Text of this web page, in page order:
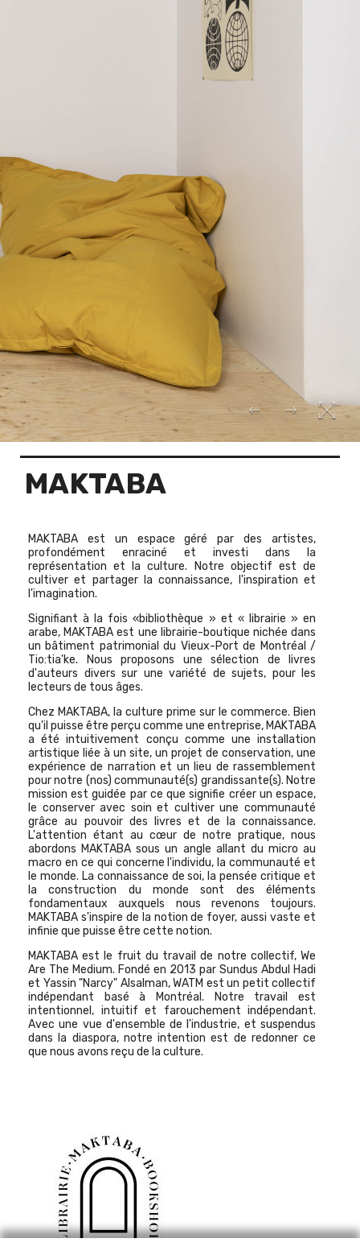
MAKTABA
MAKTABA est un espace géré par des artistes,
profondément enraciné et investi dans la
représentation et la culture. Notre objectif est de
cultiver et partager la connaissance, l'inspiration et
l'imagination.
Signifiant à la fois «bibliothèque » et « librairie » en
arabe, MAKTABA est une librairie-boutique nichée dans
un bâtiment patrimonial du Vieux-Port de Montréal /
Tio:tia'ke. Nous proposons une sélection de livres
d'auteurs divers sur une variété de sujets, pour les
lecteurs de tous âges.
Chez MAKTABA, la culture prime sur le commerce. Bien
qu'il puisse être perçu comme une entreprise, MAKTABA
a été intuitivement conçu comme une installation
artistique liée à un site, un projet de conservation, une
expérience de narration et un lieu de rassemblement
pour notre (nos) communauté(s) grandissante(s). Notre
mission est guidée par ce que signifie créer un espace,
le conserver avec soin et cultiver une communauté
grâce au pouvoir des livres et de la connaissance.
L'attention étant au cœur de notre pratique, nous
abordons MAKTABA sous un angle allant du micro au
macro en ce qui concerne l'individu, la communauté et
le monde. La connaissance de soi, la pensée critique et
la construction du monde sont des éléments
fondamentaux auxquels nous revenons toujours.
MAKTABA s'inspire de la notion de foyer, aussi vaste et
infinie que puisse être cette notion.
MAKTABA est le fruit du travail de notre collectif, We
Are The Medium. Fondé en 2013 par Sundus Abdul Hadi
et Yassin "Narcy" Alsalman, WATM est un petit collectif
indépendant basé à Montréal. Notre travail est
intentionnel, intuitif et farouchement indépendant.
Avec une vue d'ensemble de l'industrie, et suspendus
dans la diaspora, notre intention est de redonner ce
que nous avons reçu de la culture.